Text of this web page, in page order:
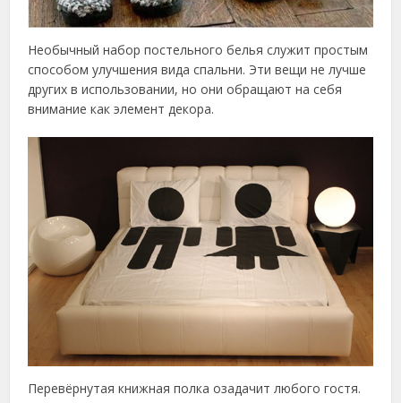
Необычный набор постельного белья служит простым
способом улучшения вида спальни. Эти вещи не лучше
других в использовании, но они обращают на себя
внимание как элемент декора.
Перевёрнутая книжная полка озадачит любого гостя.